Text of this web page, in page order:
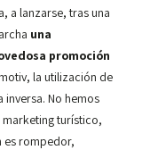
a lanzarse, tras una
una
promoción
la utilización de
No hemos
turístico,
es rompedor,